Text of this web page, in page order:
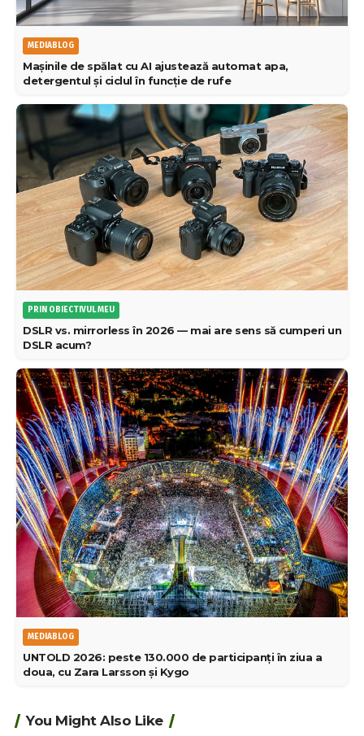
MEDIABLOG
Mașinile de spălat cu AI ajustează automat apa,
detergentul și ciclul în funcție de rufe
PRIN OBIECTIVUL MEU
DSLR vs. mirrorless în 2026 — mai are sens să cumperi un
DSLR acum?
MEDIABLOG
UNTOLD 2026: peste 130.000 de participanți în ziua a
doua, cu Zara Larsson și Kygo
You Might Also Like